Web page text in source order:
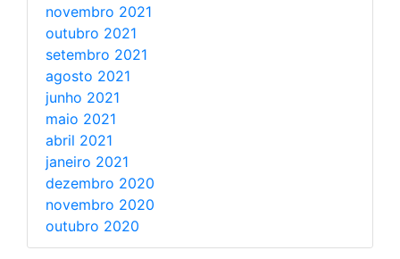
novembro 2021
outubro 2021
setembro 2021
agosto 2021
junho 2021
maio 2021
abril 2021
janeiro 2021
dezembro 2020
novembro 2020
outubro 2020